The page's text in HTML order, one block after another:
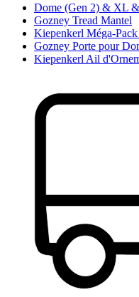
Dome (Gen 2) & XL
Gozney Tread Mantel
Kiepenkerl Méga-
Gozney Porte pour
Kiepenkerl Ail